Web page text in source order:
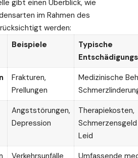
gibt einen Überblick, wie
im Rahmen des
werden:
Beispiele
Typische
Frakturen,
Prellungen
Medizinische
Angststörungen,
Depression
Therapiekosten,
Leid